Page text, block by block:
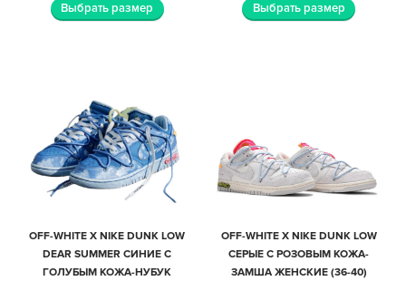
Выбрать размер Выбрать размер
OFF-WHITE X NIKE DUNK LOW
DEAR SUMMER СИНИЕ С
ГОЛУБЫМ КОЖА-НУБУК
OFF-WHITE X NIKE DUNK LOW
СЕРЫЕ С РОЗОВЫМ КОЖА-
ЗАМША ЖЕНСКИЕ (36-40)